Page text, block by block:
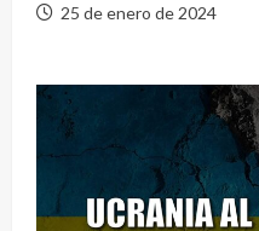
25 de enero de 2024